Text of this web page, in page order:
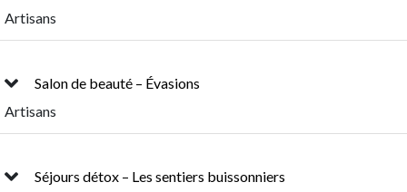
Artisans
Salon de beauté – Évasions
Artisans
Séjours détox – Les sentiers buissonniers